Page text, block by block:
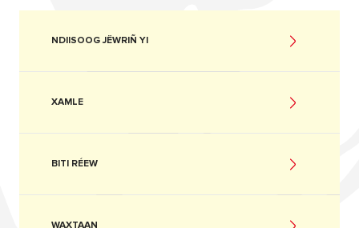
NDIISOOG JËWRIÑ YI
XAMLE
BITI RÉEW
WAXTAAN